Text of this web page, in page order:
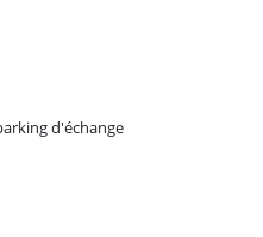
d'échange